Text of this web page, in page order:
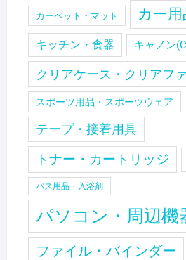
カーペット・マット カー用
キッチン・食器 キャノン
クリアケース・クリアフ
スポーツ用品・スポーツウェア
テープ・接着用具
トナー・カートリッジ
バス用品・入浴剤
パソコン・周辺機
ファイル・バインダー